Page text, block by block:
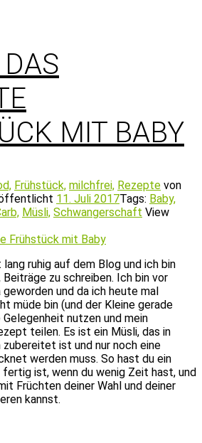
MIT BABY
Frühstück, milchfrei, Rezepte von
11. Juli 2017Tags: Baby,
Müsli, Schwangerschaft View
ruhig auf dem Blog und ich bin
zu schreiben. Ich bin vor
und da ich heute mal
müde bin (und der Kleine gerade
nutzen und mein
teilen. Es ist ein Müsli, das in
ist und nur noch eine
werden muss. So hast du ein
ist, wenn du wenig Zeit hast, und
Früchten deiner Wahl und deiner
kannst.